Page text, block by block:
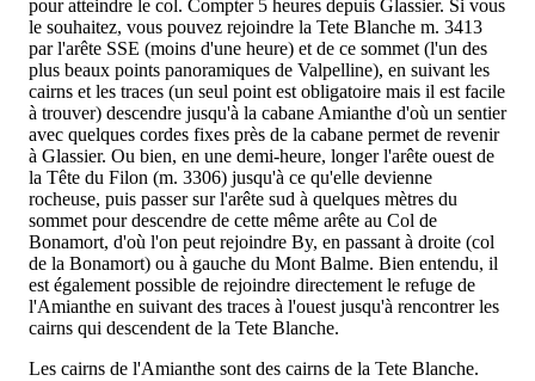
pour atteindre le col. Compter 5 heures depuis Glassier. Si vous
le souhaitez, vous pouvez rejoindre la Tete Blanche m. 3413
par l'arête SSE (moins d'une heure) et de ce sommet (l'un des
plus beaux points panoramiques de Valpelline), en suivant les
cairns et les traces (un seul point est obligatoire mais il est facile
à trouver) descendre jusqu'à la cabane Amianthe d'où un sentier
avec quelques cordes fixes près de la cabane permet de revenir
à Glassier. Ou bien, en une demi-heure, longer l'arête ouest de
la Tête du Filon (m. 3306) jusqu'à ce qu'elle devienne
rocheuse, puis passer sur l'arête sud à quelques mètres du
sommet pour descendre de cette même arête au Col de
Bonamort, d'où l'on peut rejoindre By, en passant à droite (col
de la Bonamort) ou à gauche du Mont Balme. Bien entendu, il
est également possible de rejoindre directement le refuge de
l'Amianthe en suivant des traces à l'ouest jusqu'à rencontrer les
cairns qui descendent de la Tete Blanche.
Les cairns de l'Amianthe sont des cairns de la Tete Blanche.